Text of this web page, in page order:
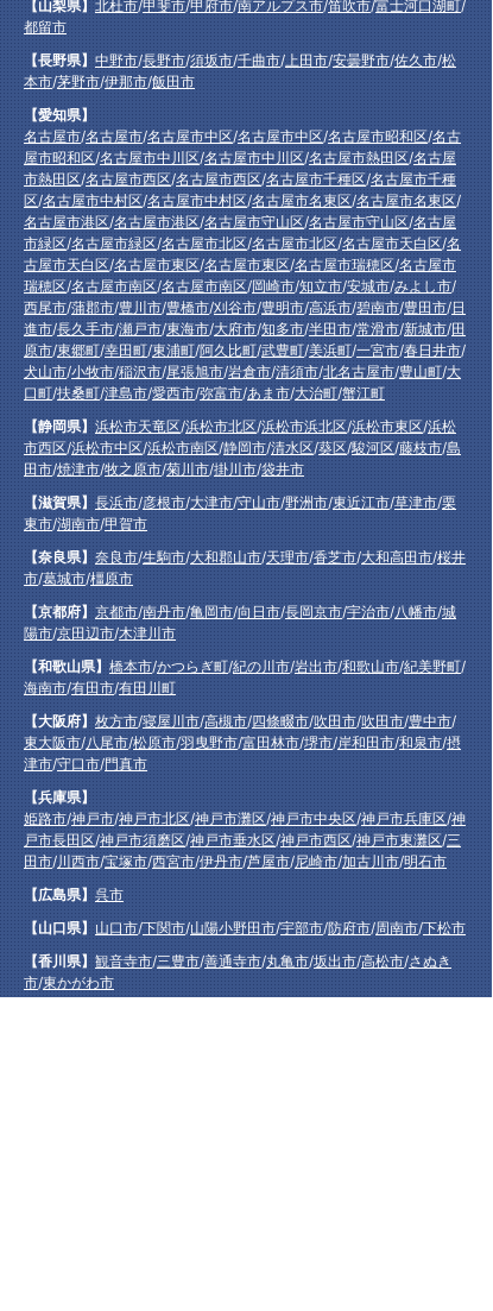
【山梨県】北杜市/甲斐市/甲府市/南アルプス市/笛吹市/富士河口湖町/
都留市
【長野県】中野市/長野市/須坂市/千曲市/上田市/安曇野市/佐久市/松
本市/茅野市/伊那市/飯田市
【愛知県】
名古屋市/名古屋市/名古屋市中区/名古屋市中区/名古屋市昭和区/名古
屋市昭和区/名古屋市中川区/名古屋市中川区/名古屋市熱田区/名古屋
市熱田区/名古屋市西区/名古屋市西区/名古屋市千種区/名古屋市千種
区/名古屋市中村区/名古屋市中村区/名古屋市名東区/名古屋市名東区/
名古屋市港区/名古屋市港区/名古屋市守山区/名古屋市守山区/名古屋
市緑区/名古屋市緑区/名古屋市北区/名古屋市北区/名古屋市天白区/名
古屋市天白区/名古屋市東区/名古屋市東区/名古屋市瑞穂区/名古屋市
瑞穂区/名古屋市南区/名古屋市南区/岡崎市/知立市/安城市/みよし市/
西尾市/蒲郡市/豊川市/豊橋市/刈谷市/豊明市/高浜市/碧南市/豊田市/日
進市/長久手市/瀬戸市/東海市/大府市/知多市/半田市/常滑市/新城市/田
原市/東郷町/幸田町/東浦町/阿久比町/武豊町/美浜町/一宮市/春日井市/
犬山市/小牧市/稲沢市/尾張旭市/岩倉市/清須市/北名古屋市/豊山町/大
口町/扶桑町/津島市/愛西市/弥富市/あま市/大治町/蟹江町
【静岡県】浜松市天竜区/浜松市北区/浜松市浜北区/浜松市東区/浜松
市西区/浜松市中区/浜松市南区/静岡市/清水区/葵区/駿河区/藤枝市/島
田市/焼津市/牧之原市/菊川市/掛川市/袋井市
【滋賀県】長浜市/彦根市/大津市/守山市/野洲市/東近江市/草津市/栗
東市/湖南市/甲賀市
【奈良県】奈良市/生駒市/大和郡山市/天理市/香芝市/大和高田市/桜井
市/葛城市/橿原市
【京都府】京都市/南丹市/亀岡市/向日市/長岡京市/宇治市/八幡市/城
陽市/京田辺市/木津川市
【和歌山県】橋本市/かつらぎ町/紀の川市/岩出市/和歌山市/紀美野町/
海南市/有田市/有田川町
【大阪府】枚方市/寝屋川市/高槻市/四條畷市/吹田市/吹田市/豊中市/
東大阪市/八尾市/松原市/羽曳野市/富田林市/堺市/岸和田市/和泉市/摂
津市/守口市/門真市
【兵庫県】
姫路市/神戸市/神戸市北区/神戸市灘区/神戸市中央区/神戸市兵庫区/神
戸市長田区/神戸市須磨区/神戸市垂水区/神戸市西区/神戸市東灘区/三
田市/川西市/宝塚市/西宮市/伊丹市/芦屋市/尼崎市/加古川市/明石市
【広島県】呉市
【山口県】山口市/下関市/山陽小野田市/宇部市/防府市/周南市/下松市
【香川県】観音寺市/三豊市/善通寺市/丸亀市/坂出市/高松市/さぬき
市/東かがわ市